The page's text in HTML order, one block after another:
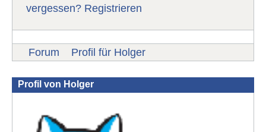
vergessen? Registrieren
Forum Profil für Holger
Profil von Holger